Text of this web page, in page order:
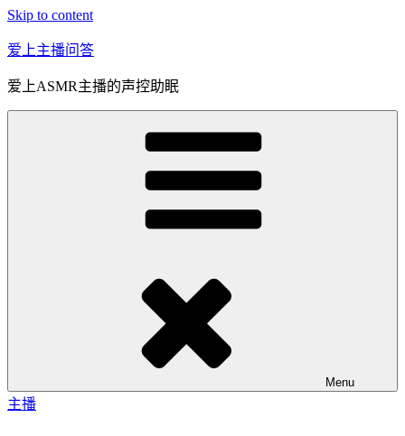
Skip to content
爱上主播问答
爱上ASMR主播的声控助眠
Menu
主播